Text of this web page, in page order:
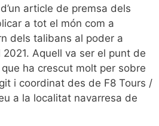
article de premsa dels
a tot el món com a
dels talibans al poder a
2021. Aquell va ser el punt de
ha crescut molt per sobre
i coordinat des de F8 Tours /
a la localitat navarresa de